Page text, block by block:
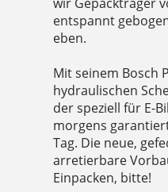
entspannt
eben.
Mit seinem Bosch
hydraulischen
der speziell für E-
morgens
Tag. Die neue,
arretierbare
Einpacken, bitte!